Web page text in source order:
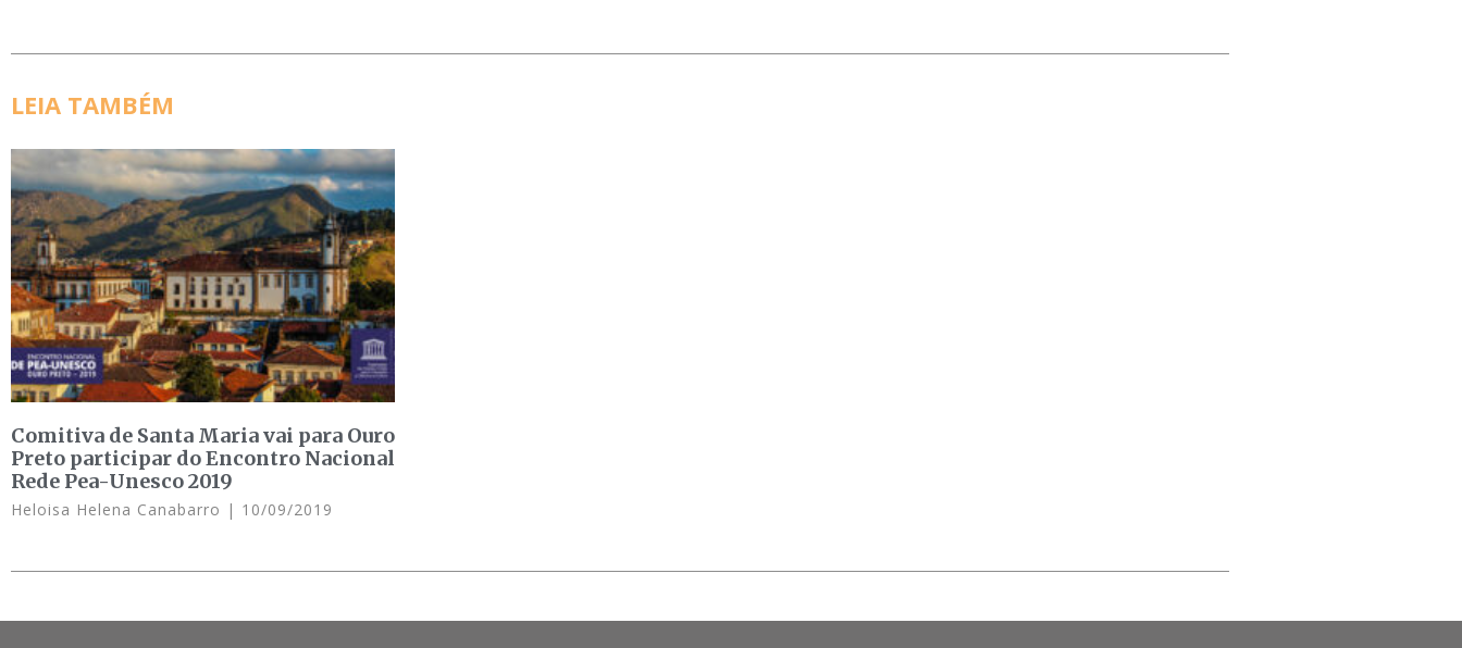
LEIA TAMBÉM
Comitiva de Santa Maria vai para Ouro
Preto participar do Encontro Nacional
Rede Pea-Unesco 2019
Heloisa Helena Canabarro 10/09/2019